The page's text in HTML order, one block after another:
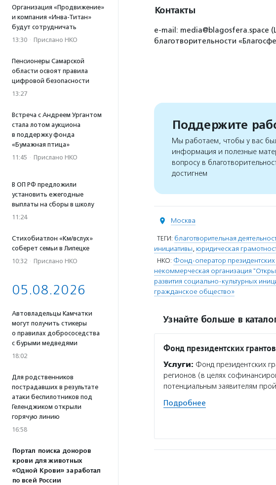
Организация «Продвижение»
и компания «Инва-Титан»
будут сотрудничать
13:30 · Прислано НКО
Пенсионеры Самарской
области освоят правила
цифровой безопасности
13:27
Встреча с Андреем Ургантом
стала лотом аукциона
в поддержку фонда
«Бумажная птица»
11:45 · Прислано НКО
В ОП РФ предложили
установить ежегодные
выплаты на сборы в школу
11:24
Стихобиатлон «Км/вслух»
соберет семьи в Липецке
10:32 · Прислано НКО
05.08.2026
Автовладельцы Камчатки
могут получить стикеры
о правилах добрососедства
с бурыми медведями
18:02
Для родственников
пострадавших в результате
атаки беспилотников под
Геленджиком открыли
горячую линию
16:58
Портал поиска доноров
крови для животных
«Одной Крови» заработал
по всей России
Контакты
e-mail: media@blagosfera.space
благотворительности
Поддержите
Мы работаем, чтобы у вас
информация и полезные
вопросу в
достигнем
Москва
ТЕГИ: благотворительная
инициативы, юридическая
НКО: Фонд-оператор
некоммерческая организация
развития социально-культурных
гражданское общество»
Узнайте больше в
Фонд президентских грантов
Услуги: Фонд президентских
регионов (в целях
потенциальным заявителям
Подробнее